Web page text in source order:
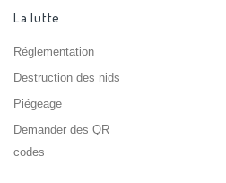
La lutte
Réglementation
Destruction des nids
Piégeage
Demander des QR
codes